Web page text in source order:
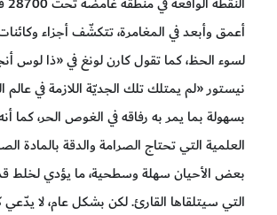
أعمق وأبعد في المغامرة، تتكشّف أجزاء
لسوء الحظ، كما تقول كارن لونغ في «ذا لوس
نيستور «لم يمتلك تلك الجديّة اللازمة في عالم
بسهولة بما يمر به رفاقه في الغوص الحر، كما
العلمية التي تحتاج الصرامة والدقة بالمادة
بعض الأحيان سهلة وسطحية، ما يؤدي لخلط
التي سيتلقاها القارئ. لكن بشكل عام، لا يدّعي